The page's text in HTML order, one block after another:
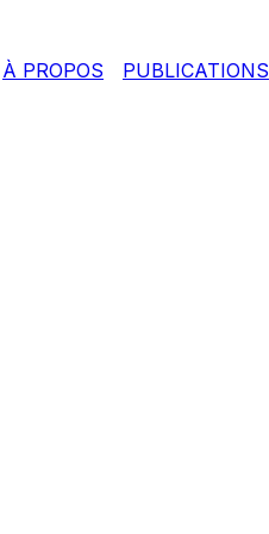
À PROPOS PUBLICATIONS